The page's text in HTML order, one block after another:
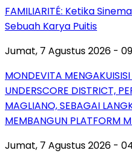
FAMILIARITÉ: Ketika
Sebuah Karya Puitis
Jumat, 7 Agustus 2026 -
MONDEVITA
UNDERSCORE DISTRICT,
MAGLIANO, SEBAGAI
MEMBANGUN PLATFORM
Jumat, 7 Agustus 2026 -